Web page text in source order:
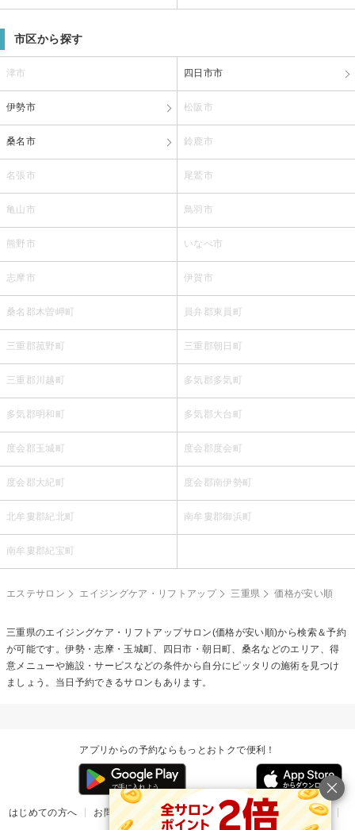
市区から探す
津市 四日市市
伊勢市 松阪市
桑名市 鈴鹿市
名張市 尾鷲市
亀山市 鳥羽市
熊野市 いなべ市
志摩市 伊賀市
桑名郡木曽岬町 員弁郡東員町
三重郡菰野町 三重郡朝日町
三重郡川越町 多気郡多気町
多気郡明和町 多気郡大台町
度会郡玉城町 度会郡度会町
度会郡大紀町 度会郡南伊勢町
北牟婁郡紀北町 南牟婁郡御浜町
南牟婁郡紀宝町
エステサロン エイジングケア・リフトアップ 三重県 価格が安い順
三重県のエイジングケア・リフトアップサロン(価格が安い順)から検索＆予約
が可能です。伊勢・志摩・玉城町、四日市・朝日町、桑名などのエリア、得
意メニューや施設・サービスなどの条件から自分にピッタリの施術を見つけ
ましょう。当日予約できるサロンもあります。
アプリからの予約ならもっとおトクで便利！
はじめての方へ お問い合わせ ヘルプ リリース情報
利用規約